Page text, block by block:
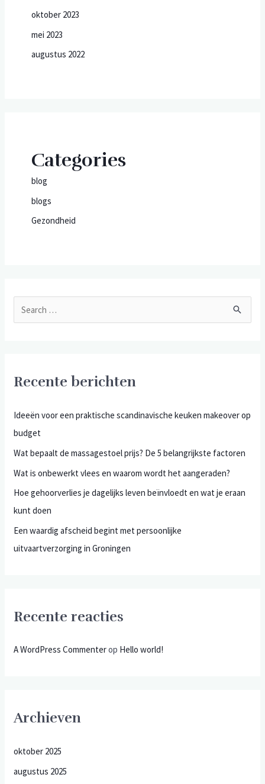
oktober 2023
mei 2023
augustus 2022
Categories
blog
blogs
Gezondheid
Recente berichten
Ideeën voor een praktische scandinavische keuken makeover op
budget
Wat bepaalt de massagestoel prijs? De 5 belangrijkste factoren
Wat is onbewerkt vlees en waarom wordt het aangeraden?
Hoe gehoorverlies je dagelijks leven beïnvloedt en wat je eraan
kunt doen
Een waardig afscheid begint met persoonlijke
uitvaartverzorging in Groningen
Recente reacties
A WordPress Commenterop Hello world!
Archieven
oktober 2025
augustus 2025